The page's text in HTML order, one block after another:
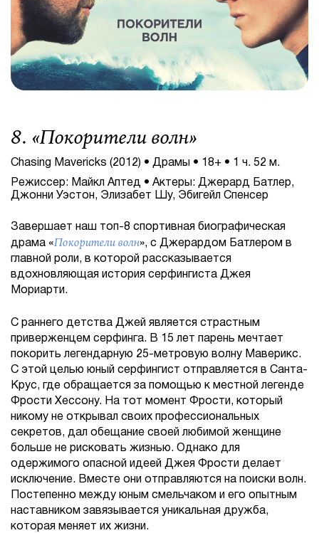
8. «Покорители волн»
Chasing Mavericks (2012) • Драмы • 18+ • 1 ч. 52 м.
Режиссер: Майкл Аптед • Актеры: Джерард Батлер,
Джонни Уэстон, Элизабет Шу, Эбигейл Спенсер
Завершает наш топ-8 спортивная биографическая
драма «Покорители волн», с Джерардом Батлером в
главной роли, в которой рассказывается
вдохновляющая история серфингиста Джея
Мориарти.
С раннего детства Джей является страстным
приверженцем серфинга. В 15 лет парень мечтает
покорить легендарную 25-метровую волну Маверикс.
С этой целью юный серфингист отправляется в Санта-
Крус, где обращается за помощью к местной легенде
Фрости Хессону. На тот момент Фрости, который
никому не открывал своих профессиональных
секретов, дал обещание своей любимой женщине
больше не рисковать жизнью. Однако для
одержимого опасной идеей Джея Фрости делает
исключение. Вместе они отправляются на поиски волн.
Постепенно между юным смельчаком и его опытным
наставником завязывается уникальная дружба,
которая меняет их жизни.